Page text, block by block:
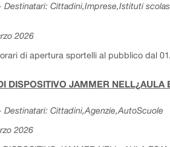
Destinatari: Cittadini,Imprese,Istituti
2026
di apertura sportelli al pubblico dal
DISPOSITIVO JAMMER NELL¿AULA
Destinatari: Cittadini,Agenzie,AutoScuole
2026